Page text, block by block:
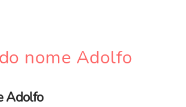
nome Adolfo
Adolfo